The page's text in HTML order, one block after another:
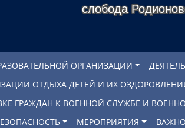
слобода
ОРГАНИЗАЦИИ
ОТДЫХА ДЕТЕЙ И ИХ
ГРАЖДАН К ВОЕННОЙ СЛУЖБЕ И
МЕРОПРИЯТИЯ